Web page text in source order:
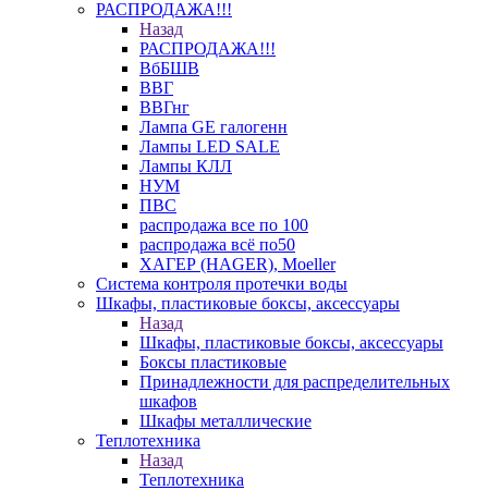
РАСПРОДАЖА!!!
Назад
РАСПРОДАЖА!!!
ВбБШВ
ВВГ
ВВГнг
Лампа GE галогенн
Лампы LED SALE
Лампы КЛЛ
НУМ
ПВС
распродажа все по 100
распродажа всё по50
ХАГЕР (HAGER), Moeller
Система контроля протечки воды
Шкафы, пластиковые боксы, аксессуары
Назад
Шкафы, пластиковые боксы, аксессуары
Боксы пластиковые
Принадлежности для распределительных
шкафов
Шкафы металлические
Теплотехника
Назад
Теплотехника